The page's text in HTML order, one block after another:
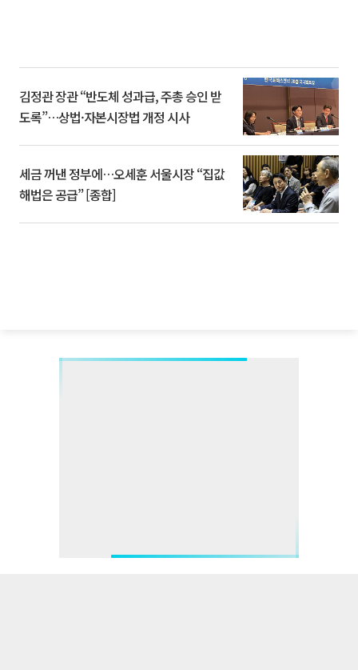
김정관 장관 “반도체 성과급, 주총 승인 받
도록”…상법·자본시장법 개정 시사
세금 꺼낸 정부에…오세훈 서울시장 “집값
해법은 공급” [종합]